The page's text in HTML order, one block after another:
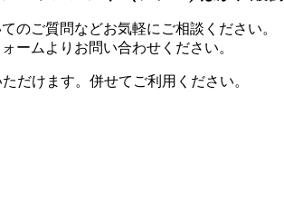
のご質問などお気軽にご相談ください。
ームよりお問い合わせください。
だけます。併せてご利用ください。